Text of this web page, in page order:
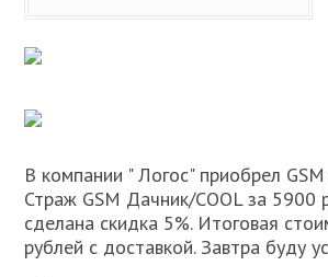
В компании " Логос" приобрел
Страж GSM Дачник/COOL за 5900
сделана скидка 5%. Итоговая
рублей с доставкой. Завтра буду